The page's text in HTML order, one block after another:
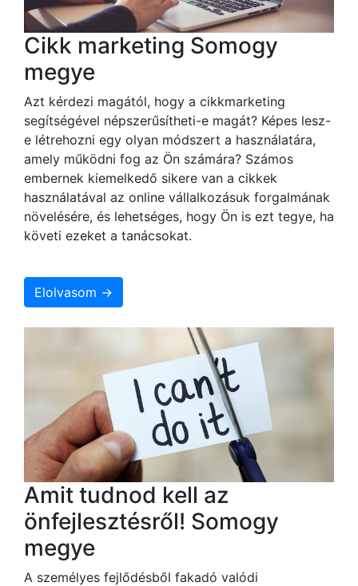
Cikk marketing Somogy
megye
Azt kérdezi magától, hogy a cikkmarketing
segítségével népszerűsítheti-e magát? Képes lesz-
e létrehozni egy olyan módszert a használatára,
amely működni fog az Ön számára? Számos
embernek kiemelkedő sikere van a cikkek
használatával az online vállalkozásuk forgalmának
növelésére, és lehetséges, hogy Ön is ezt tegye, ha
követi ezeket a tanácsokat.
Elolvasom →
Amit tudnod kell az
önfejlesztésről! Somogy
megye
A személyes fejlődésből fakadó valódi